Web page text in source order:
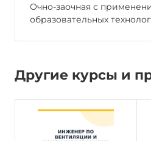
Очно-заочная с
образовательных
Другие курсы и